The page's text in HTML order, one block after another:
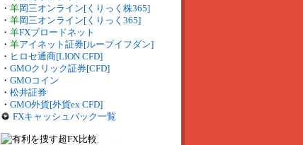
・ 羊岡三オンライン[くりっく株365]
・ 羊岡三オンライン[くりっく365]
・ 羊FXブロードネット
・ 羊アイネット証券[ループイフダン]
・ ヒロセ通商[LION CFD]
・ GMOクリック証券[CFD]
・ GMOコイン
・ 松井証券
・ GMO外貨[外貨ex CFD]
FXキャッシュバック一覧